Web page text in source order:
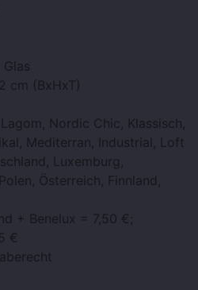
cm (BxHxT)
Nordic Chic, Klassisch,
Mediterran, Industrial, Loft
Luxemburg,
Österreich, Finnland,
+ Benelux = 7,50 €;
€